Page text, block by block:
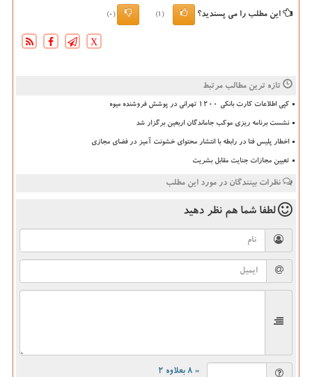
این مطلب را می پسندید؟ (1)
(0)
X
تازه ترین مطالب مرتبط
کپی اطلاعات کارت بانکی ۱۲۰۰ تهرانی در پوشش فروشنده میوه
نشست برنامه ریزی موکب جاماندگان اربعین برگزار شد
اخطار پلیس فتا در رابطه با انتشار محتوای خشونت آمیز در فضای مجازی
تعیین مجازات جنایت مقابل بشریت
نظرات بینندگان در مورد این مطلب
لطفا شما هم نظر دهید
= ۸ بعلاوه ۲